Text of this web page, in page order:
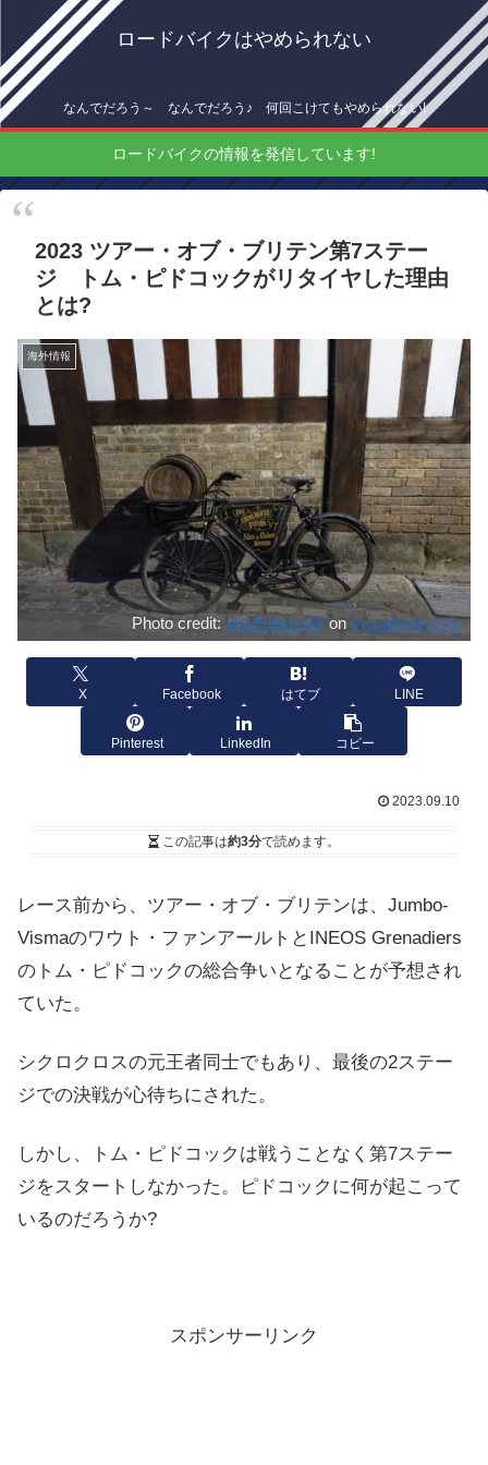
ロードバイクはやめられない
なんでだろう～ なんでだろう♪ 何回こけてもやめられない!
ロードバイクの情報を発信しています!
2023 ツアー・オブ・ブリテン第7ステー
ジ トム・ピドコックがリタイヤした理由
とは?
海外情報
Photo credit: Ian Britton UK on Visualhunt.com
X Facebook はてブ LINE
Pinterest LinkedIn コピー
2023.09.10
この記事は約3分で読めます。
レース前から、ツアー・オブ・ブリテンは、Jumbo-
Vismaのワウト・ファンアールトとINEOS Grenadiers
のトム・ピドコックの総合争いとなることが予想され
ていた。
シクロクロスの元王者同士でもあり、最後の2ステー
ジでの決戦が心待ちにされた。
しかし、トム・ピドコックは戦うことなく第7ステー
ジをスタートしなかった。ピドコックに何が起こって
いるのだろうか?
スポンサーリンク